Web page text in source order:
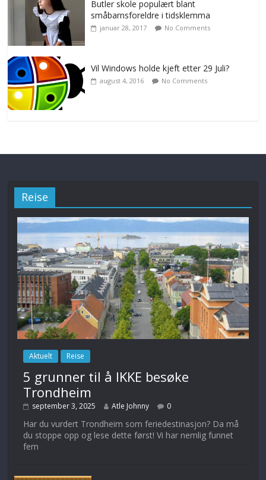
Butler skole populært blant
småbarnsforeldre i tidsklemma
januar 28, 2017 No Comments
Vil Windows holde kjeft etter 29 Juli?
august 4, 2016 No Comments
Reise
Aktuelt Reise
5 grunner til å IKKE besøke
Trondheim
september 3, 2025 Atle Johnny 0
Har du vurdert Trondheim som feriedestinasjon? Da må
du stoppe opp og lese dette først! Vi har nemlig funnet
fem